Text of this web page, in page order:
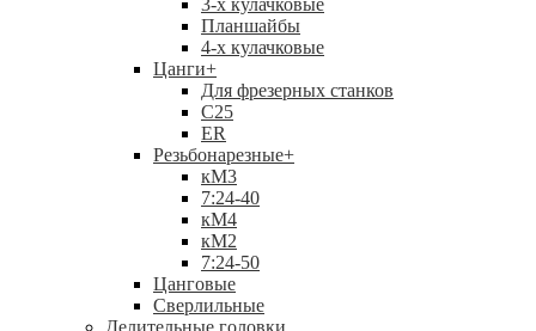
3-х кулачковые
Планшайбы
4-х кулачковые
Цанги+
Для фрезерных станков
С25
ER
Резьбонарезные+
кМ3
7:24-40
кМ4
кМ2
7:24-50
Цанговые
Сверлильные
Делительные головки